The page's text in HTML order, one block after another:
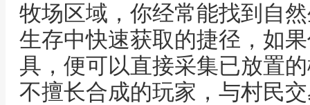
牧场区域，你经常能找到自
生存中快速获取的捷径，如
具，便可以直接采集已放置
不擅长合成的玩家，与村民